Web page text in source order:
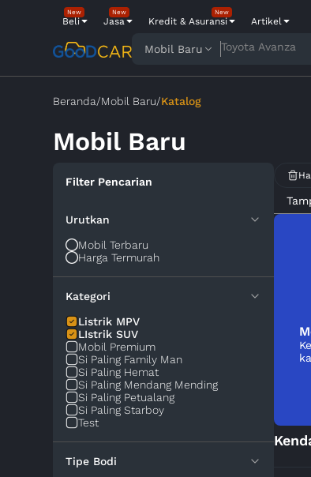
Beli
New
Jasa
New
Kredit & Asuransi
New
Artikel
Mobil Baru Toyota Avanza
Beranda/Mobil Baru/Katalog
Mobil Baru
Filter Pencarian
Urutkan
Mobil Terbaru
Harga Termurah
Kategori
Listrik MPV
LIstrik SUV
Mobil Premium
Si Paling Family Man
Si Paling Hemat
Si Paling Mendang Mending
Si Paling Petualang
Si Paling Starboy
Test
Tipe Bodi